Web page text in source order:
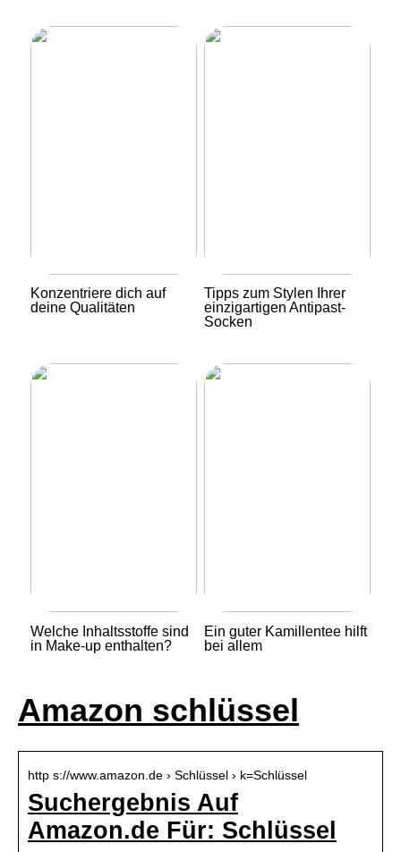
Konzentriere dich auf
deine Qualitäten
Tipps zum Stylen Ihrer
einzigartigen Antipast-
Socken
Welche Inhaltsstoffe sind
in Make-up enthalten?
Ein guter Kamillentee hilft
bei allem
Amazon schlüssel
http s://www.amazon.de › Schlüssel › k=Schlüssel
Suchergebnis Auf
Amazon.de Für: Schlüssel